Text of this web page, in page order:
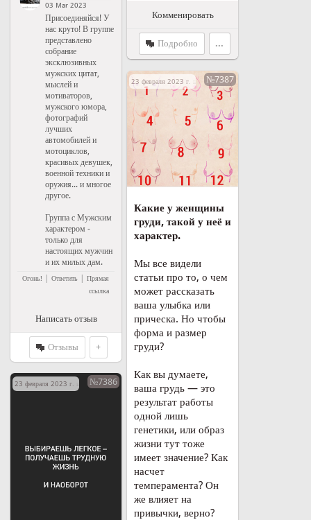
Комменировать
Подробно ...
03 Mar 2023
Присоединяйся! У
нас круто! В группе
представлено
собрание
эксклюзивных
мужских цитат,
мыслей и
мотиваторов,
мужского юмора,
фотографий
лучших
автомобилей и
мотоциклов,
красивых девушек,
военной техники и
оружия... и многое
другое.
Группа с Мужским
характером -
только для
настоящих мужчин
и их милых дам.
Огонь! | Ответить | Прямая
ссылка
Написать отзыв
Отзывы +
23 февраля 2023 г. в 07:38№7387
Какие у женщины
груди, такой у неё и
характер.
Мы все видели
статьи про то, о чем
может рассказать
ваша улыбка или
прическа. Но чтобы
форма и размер
груди?
Как вы думаете,
ваша грудь — это
результат работы
одной лишь
генетики, или образ
жизни тут тоже
имеет значение? Как
насчет
темперамента? Он
же влияет на
привычки, верно?
23 февраля 2023 г. в 07:21№7386